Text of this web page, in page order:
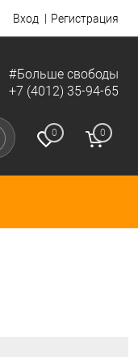
Вход Регистрация
#Больше свободы
+7 (4012) 35-94-65
0 0